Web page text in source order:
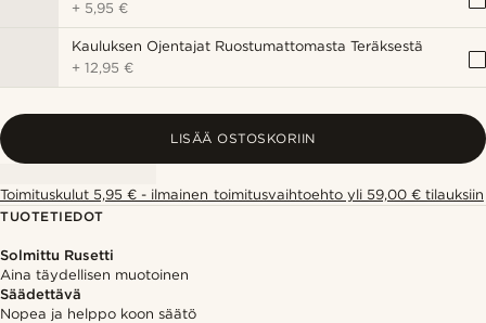
+ 5,95 €
Kauluksen Ojentajat Ruostumattomasta Teräksestä
+12,95 €
LISÄÄ OSTOSKORIIN
Toimituskulut 5,95 € - ilmainen toimitusvaihtoehto yli 59,00 € tilauksiin
TUOTETIEDOT
Solmittu Rusetti
Aina täydellisen muotoinen
Säädettävä
Nopea ja helppo koon säätö